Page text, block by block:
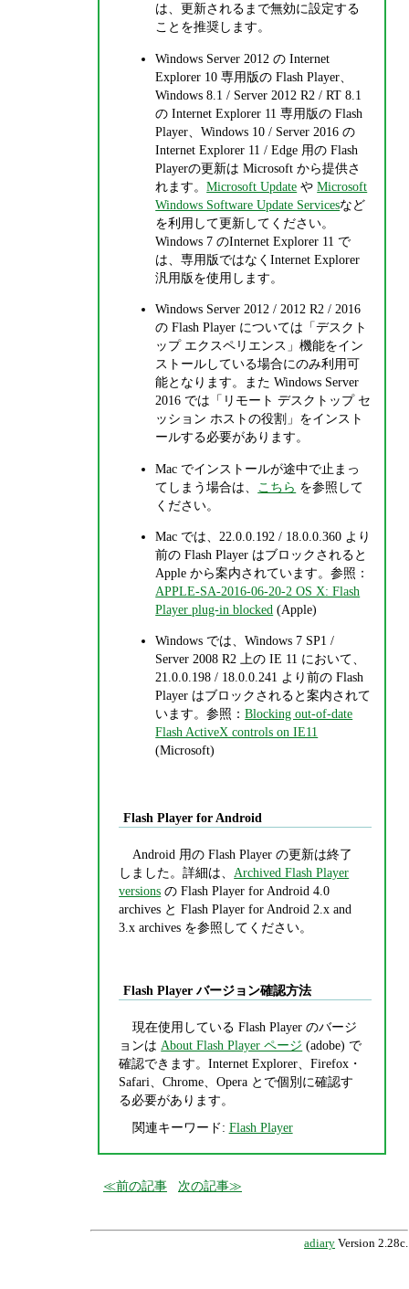
は、更新されるまで無効に設定する
ことを推奨します。
Windows Server 2012 の Internet
Explorer 10 専用版の Flash Player、
Windows 8.1 / Server 2012 R2 / RT 8.1
の Internet Explorer 11 専用版の Flash
Player、Windows 10 / Server 2016 の
Internet Explorer 11 / Edge 用の Flash
Playerの更新は Microsoft から提供さ
れます。Microsoft Update やMicrosoft
Windows Software Update Servicesなど
を利用して更新してください。
Windows 7 のInternet Explorer 11 で
は、専用版ではなくInternet Explorer
汎用版を使用します。
Windows Server 2012 / 2012 R2 / 2016
の Flash Player については「デスクト
ップ エクスペリエンス」機能をイン
ストールしている場合にのみ利用可
能となります。また Windows Server
2016 では「リモート デスクトップ セ
ッション ホストの役割」をインスト
ールする必要があります。
Mac でインストールが途中で止まっ
てしまう場合は、
こちら を参照して
ください。
Mac では、22.0.0.192 / 18.0.0.360 より
前の Flash Player はブロックされると
Apple から案内されています。参照：
APPLE-SA-2016-06-20-2 OS X: Flash
Player plug-in blocked (Apple)
Windows では、Windows 7 SP1 /
Server 2008 R2 上の IE 11 において、
21.0.0.198 / 18.0.0.241 より前の Flash
Player はブロックされると案内されて
います。参照：Blocking out-of-date
Flash ActiveX controls on IE11
(Microsoft)
Flash Player for Android
Android 用の Flash Player の更新は終了
しました。詳細は、 Archived Flash Player
versions の Flash Player for Android 4.0
archives と Flash Player for Android 2.x and
3.x archives を参照してください。
Flash Player バージョン確認方法
現在使用している Flash Player のバージ
ョンはAbout Flash Player ページ (adobe) で
確認できます。Internet Explorer、Firefox・
Safari、Chrome、Opera とで個別に確認す
る必要があります。
関連キーワード: Flash Player
前の記事 次の記事
adiary Version 2.28c.